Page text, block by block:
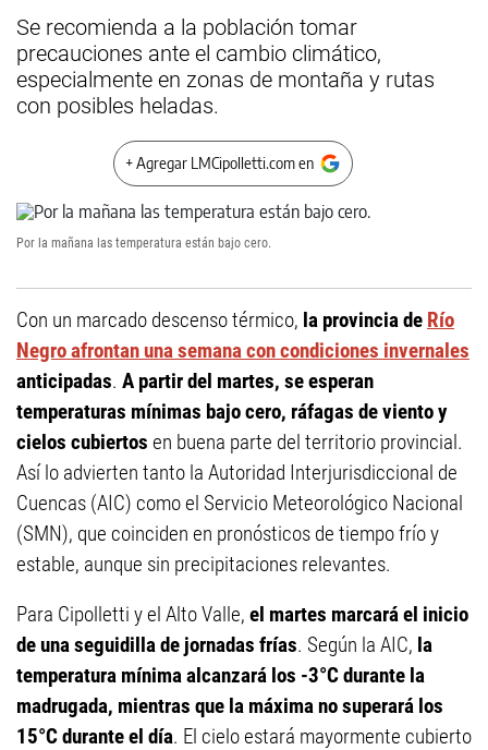
Se recomienda a la población tomar
precauciones ante el cambio climático,
especialmente en zonas de montaña y rutas
con posibles heladas.
+ Agregar LMCipolletti.com en
Por la mañana las temperatura están bajo cero.
Con un marcado descenso térmico, la provincia de Río
Negro afrontan una semana con condiciones invernales
anticipadas. A partir del martes, se esperan
temperaturas mínimas bajo cero, ráfagas de viento y
cielos cubiertos en buena parte del territorio provincial.
Así lo advierten tanto la Autoridad Interjurisdiccional de
Cuencas (AIC) como el Servicio Meteorológico Nacional
(SMN), que coinciden en pronósticos de tiempo frío y
estable, aunque sin precipitaciones relevantes.
Para Cipolletti y el Alto Valle, el martes marcará el inicio
de una seguidilla de jornadas frías. Según la AIC, la
temperatura mínima alcanzará los -3°C durante la
madrugada, mientras que la máxima no superará los
15°C durante el día. El cielo estará mayormente cubierto